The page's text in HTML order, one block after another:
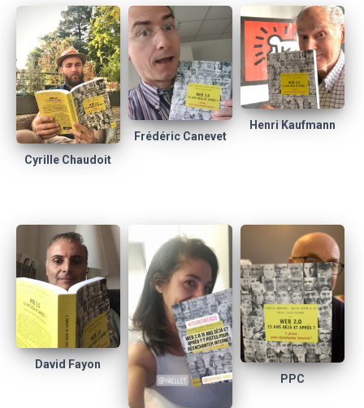
Cyrille Chaudoit
Frédéric Canevet
Henri Kaufmann
David Fayon
PPC